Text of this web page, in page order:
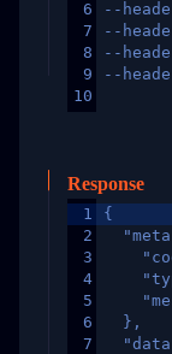
6
7
8
9
10
--
--
--
--
Response
1
2
3
4
5
6
7
{
  },